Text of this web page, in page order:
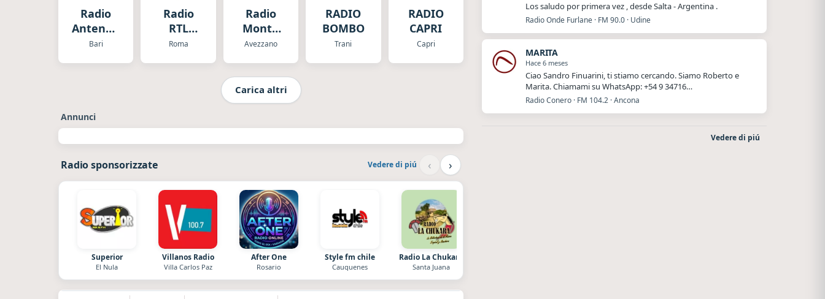
Radio
Antenna
Sud
Bari
Radio
RTL
Classic
Roma
Radio
Monte
Velino
Avezzano
RADIO
BOMBO
Trani
RADIO
CAPRI
Capri
Carica altri
Annunci
Radio sponsorizzate Vedere di piú ‹ ›
Superior
El Nula
Villanos Radio
Villa Carlos Paz
After One
Rosario
Style fm chile
Cauquenes
Radio La Chukara
Santa Juana
Los saludo por primera vez , desde Salta - Argentina .
Radio Onde Furlane · FM 90.0 · Udine
MARITA
Hace 6 meses
Ciao Sandro Finuarini, ti stiamo cercando. Siamo Roberto e
Marita. Chiamami su WhatsApp: +54 9 34716…
Radio Conero · FM 104.2 · Ancona
Vedere di piú